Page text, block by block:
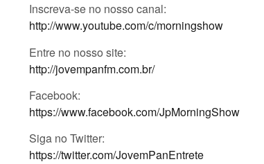
Inscreva-se no nosso canal:
http://www.youtube.com/c/morningshow
Entre no nosso site:
http://jovempanfm.com.br/
Facebook:
https://www.facebook.com/JpMorningShow
Siga no Twitter:
https://twitter.com/JovemPanEntrete